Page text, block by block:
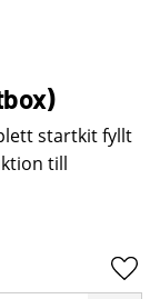
startkit fyllt
till